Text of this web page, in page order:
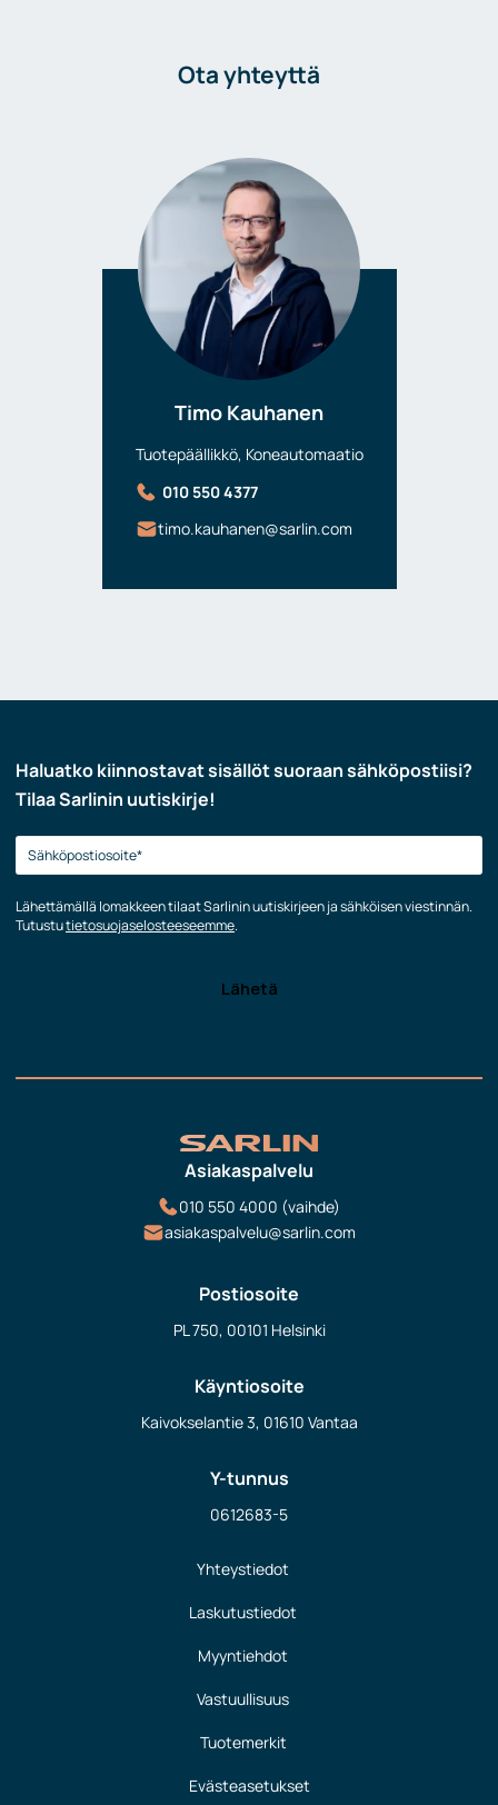
Ota yhteyttä
Timo Kauhanen
Tuotepäällikkö, Koneautomaatio
010 550 4377
timo.kauhanen@sarlin.com
Haluatko kiinnostavat sisällöt suoraan sähköpostiisi?
Tilaa Sarlinin uutiskirje!
Lähettämällä lomakkeen tilaat Sarlinin uutiskirjeen ja sähköisen viestinnän.
Tutustutietosuojaselosteeseemme.
Asiakaspalvelu
010 550 4000 (vaihde)
asiakaspalvelu@sarlin.com
Postiosoite
PL 750, 00101 Helsinki
Käyntiosoite
Kaivokselantie 3, 01610 Vantaa
Y-tunnus
0612683-5
Yhteystiedot
Laskutustiedot
Myyntiehdot
Vastuullisuus
Tuotemerkit
Evästeasetukset